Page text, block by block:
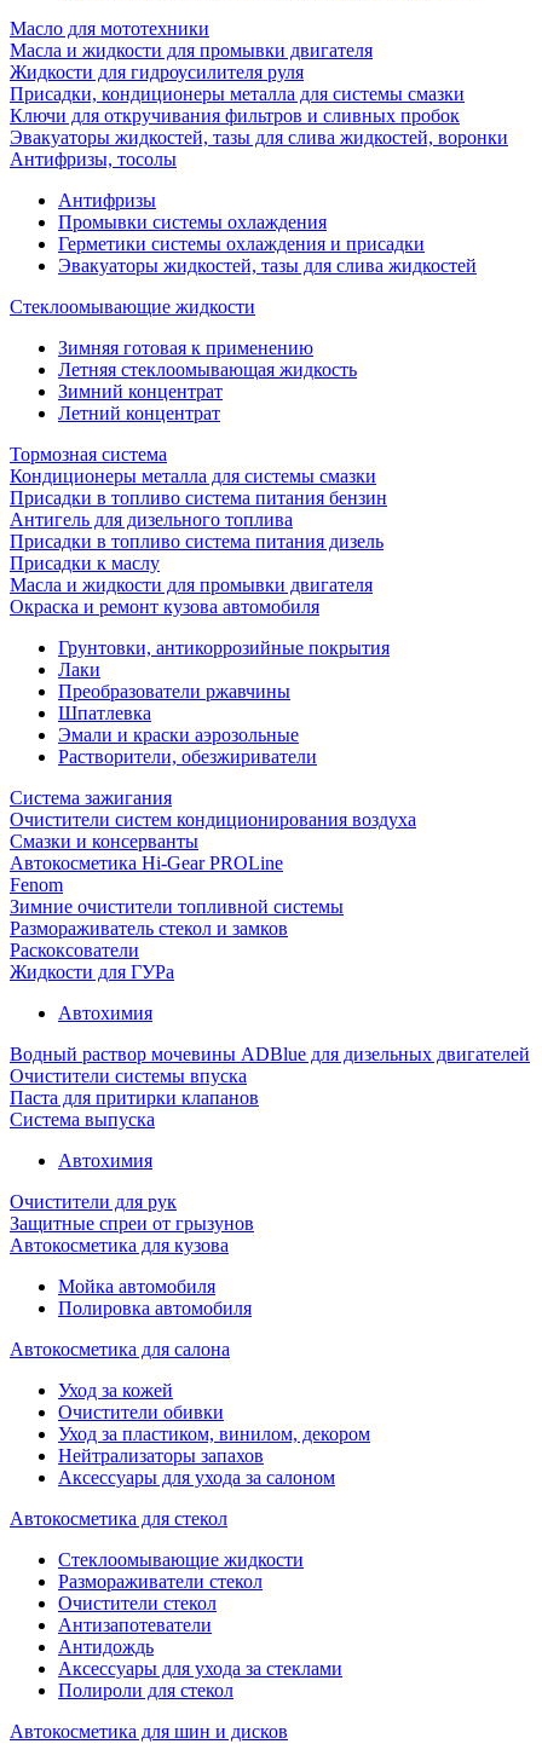
Масло для мототехники
Масла и жидкости для промывки двигателя
Жидкости для гидроусилителя руля
Присадки, кондиционеры металла для системы смазки
Ключи для откручивания фильтров и сливных пробок
Эвакуаторы жидкостей, тазы для слива жидкостей, воронки
Антифризы, тосолы
Антифризы
Промывки системы охлаждения
Герметики системы охлаждения и присадки
Эвакуаторы жидкостей, тазы для слива жидкостей
Стеклоомывающие жидкости
Зимняя готовая к применению
Летняя стеклоомывающая жидкость
Зимний концентрат
Летний концентрат
Тормозная система
Кондиционеры металла для системы смазки
Присадки в топливо система питания бензин
Антигель для дизельного топлива
Присадки в топливо система питания дизель
Присадки к маслу
Масла и жидкости для промывки двигателя
Окраска и ремонт кузова автомобиля
Грунтовки, антикоррозийные покрытия
Лаки
Преобразователи ржавчины
Шпатлевка
Эмали и краски аэрозольные
Растворители, обезжириватели
Система зажигания
Очистители систем кондиционирования воздуха
Смазки и консерванты
Автокосметика Hi-Gear PROLine
Fenom
Зимние очистители топливной системы
Размораживатель стекол и замков
Раскоксователи
Жидкости для ГУРа
Автохимия
Водный раствор мочевины ADBlue для дизельных двигателей
Очистители системы впуска
Паста для притирки клапанов
Система выпуска
Автохимия
Очистители для рук
Защитные спреи от грызунов
Автокосметика для кузова
Мойка автомобиля
Полировка автомобиля
Автокосметика для салона
Уход за кожей
Очистители обивки
Уход за пластиком, винилом, декором
Нейтрализаторы запахов
Аксессуары для ухода за салоном
Автокосметика для стекол
Стеклоомывающие жидкости
Размораживатели стекол
Очистители стекол
Антизапотеватели
Антидождь
Аксессуары для ухода за стеклами
Полироли для стекол
Автокосметика для шин и дисков